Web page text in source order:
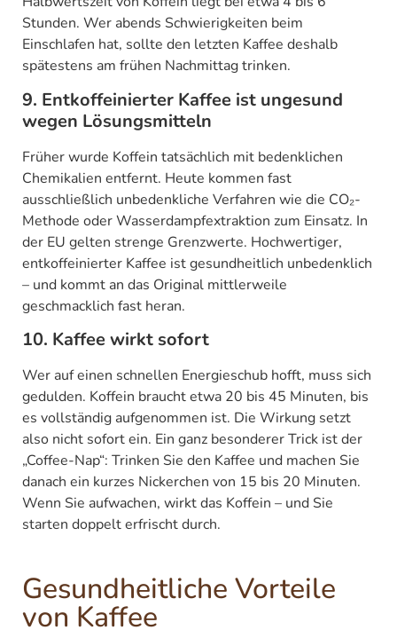
Stunden. Wer abends Schwierigkeiten beim
Einschlafen hat, sollte den letzten Kaffee deshalb
spätestens am frühen Nachmittag trinken.
9. Entkoffeinierter Kaffee ist ungesund
wegen Lösungsmitteln
Früher wurde Koffein tatsächlich mit bedenklichen
Chemikalien entfernt. Heute kommen fast
ausschließlich unbedenkliche Verfahren wie die CO₂-
Methode oder Wasserdampfextraktion zum Einsatz. In
der EU gelten strenge Grenzwerte. Hochwertiger,
entkoffeinierter Kaffee ist gesundheitlich unbedenklich
– und kommt an das Original mittlerweile
geschmacklich fast heran.
10. Kaffee wirkt sofort
Wer auf einen schnellen Energieschub hofft, muss sich
gedulden. Koffein braucht etwa 20 bis 45 Minuten, bis
es vollständig aufgenommen ist. Die Wirkung setzt
also nicht sofort ein. Ein ganz besonderer Trick ist der
„Coffee-Nap“: Trinken Sie den Kaffee und machen Sie
danach ein kurzes Nickerchen von 15 bis 20 Minuten.
Wenn Sie aufwachen, wirkt das Koffein – und Sie
starten doppelt erfrischt durch.
Gesundheitliche Vorteile
von Kaffee